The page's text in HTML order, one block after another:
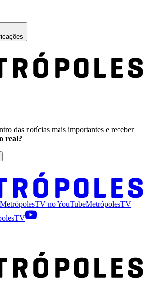
das notícias mais importantes e receber
real?
MetrópolesTV noYouTubeMetrópolesTV